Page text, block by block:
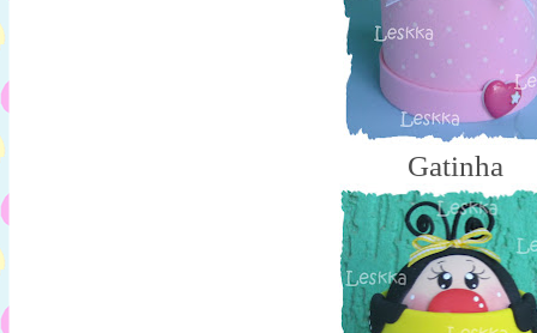
Gatinha